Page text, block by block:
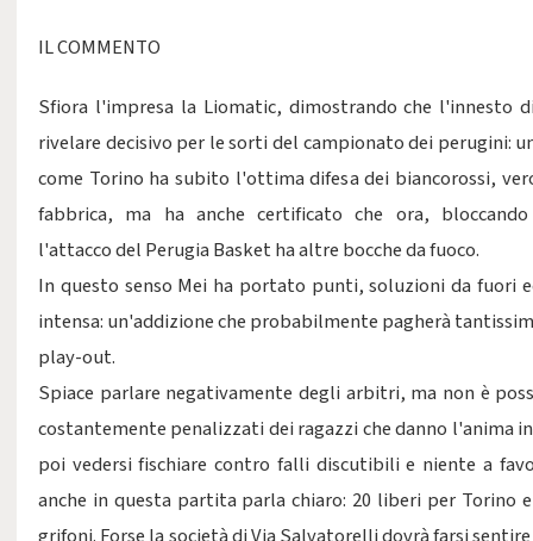
IL COMMENTO
Sfiora l'impresa la Liomatic, dimostrando che l'innesto
rivelare decisivo per le sorti del campionato dei perugini:
come Torino ha subito l'ottima difesa dei biancorossi,
fabbrica, ma ha anche certificato che ora,
l'attacco del Perugia Basket ha altre bocche da fuoco.
In questo senso Mei ha portato punti, soluzioni da fuori
intensa: un'addizione che probabilmente pagherà
play-out.
Spiace parlare negativamente degli arbitri, ma non è
costantemente penalizzati dei ragazzi che danno l'anima
poi vedersi fischiare contro falli discutibili e niente a
anche in questa partita parla chiaro: 20 liberi per Torino